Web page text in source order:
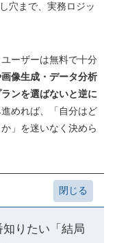
穴まで、実務ロジッ
ーザーは無料で十分
像生成・データ分析
ンを選ばないと逆に
めれば、「自分はど
」を迷いなく決めら
りたい「結局